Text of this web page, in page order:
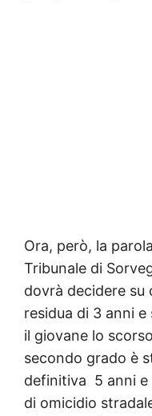
Ora, però, la
Tribunale di
dovrà decidere su
residua di 3 anni
il giovane lo
secondo grado è
definitiva 5 anni e
di omicidio